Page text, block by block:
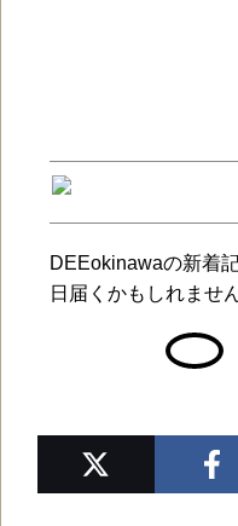
DEEokinawaの新着
日届くかもしれません